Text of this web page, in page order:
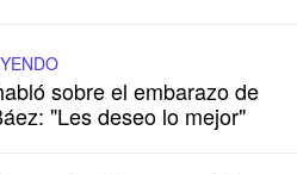
sobre el embarazo de
"Les deseo lo mejor"